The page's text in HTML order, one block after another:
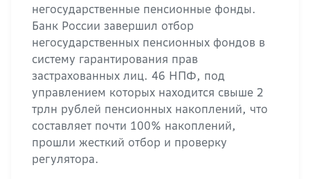
негосударственные пенсионные фонды.
Банк России завершил отбор
негосударственных пенсионных фондов в
систему гарантирования прав
застрахованных лиц. 46 НПФ, под
управлением которых находится свыше 2
трлн рублей пенсионных накоплений, что
составляет почти 100% накоплений,
прошли жесткий отбор и проверку
регулятора.